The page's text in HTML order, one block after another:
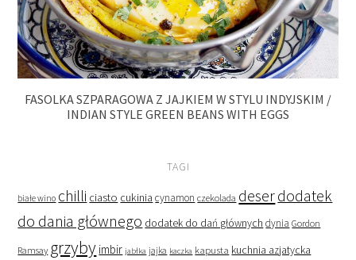
FASOLKA SZPARAGOWA Z JAJKIEM W STYLU INDYJSKIM /
INDIAN STYLE GREEN BEANS WITH EGGS
TAGI
białe wino chilli ciasto cukinia cynamon czekolada deserdodatek
do dania głównego dodatek do dań głównych dynia Gordon
Ramsay grzyby imbir jabłka jajka kaczka kapusta kuchnia azjatycka